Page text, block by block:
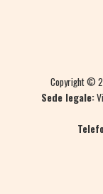
Copyright ©
Sede legale: